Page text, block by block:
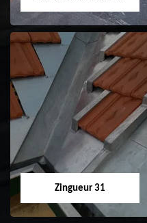
Etanchéité toiture
31
Zingueur 31